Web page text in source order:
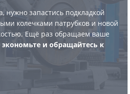
нужно запастись подкладкой
колечками патрубков и новой
Ещё раз обращаем ваше
экономьте и обращайтесь к